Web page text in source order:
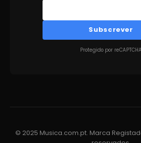
Subscrever
Protegido por reCAPTCHA
© 2025 Musica.com.pt. Marca